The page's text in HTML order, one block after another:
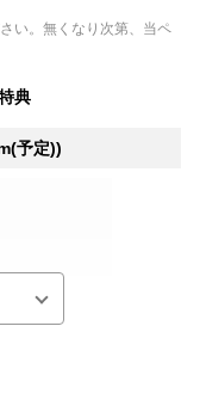
い。無くなり次第、当ペ
典
予定))